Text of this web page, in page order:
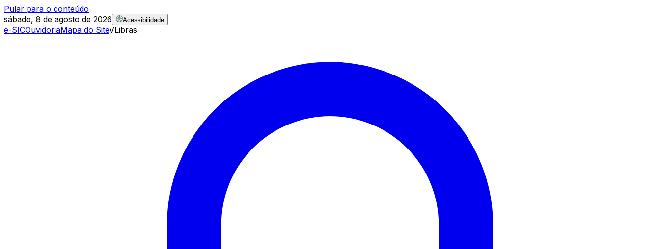
Pular para o conteúdo
sábado, 8 de agosto de 2026
Acessibilidade
e-SICOuvidoriaMapa do SiteVLibras